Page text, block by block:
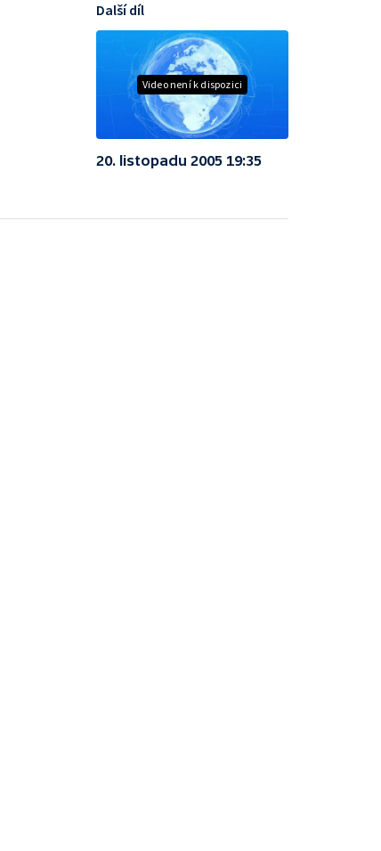
Video není k dispozici
Další díl
20. listopadu 2005 19:35